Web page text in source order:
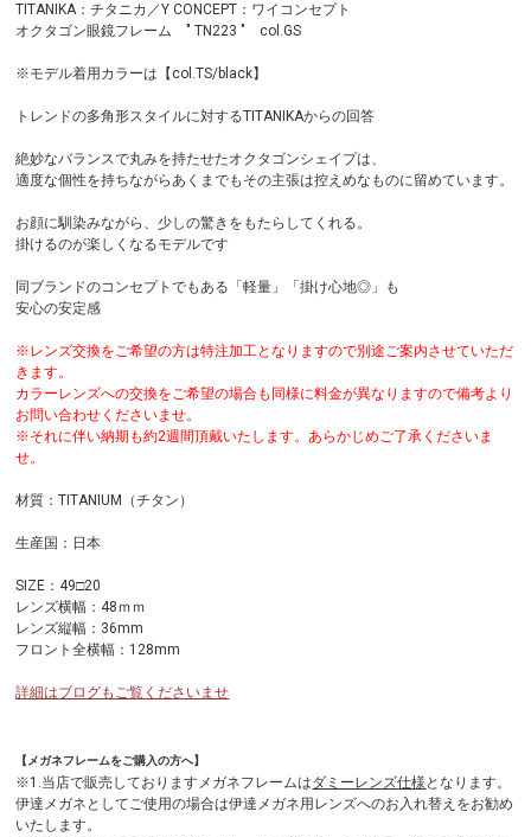
TITANIKA：チタニカ／Y CONCEPT：ワイコンセプト
オクタゴン眼鏡フレーム " TN223 " col.GS
※モデル着用カラーは【col.TS/black】
トレンドの多角形スタイルに対するTITANIKAからの回答
絶妙なバランスで丸みを持たせたオクタゴンシェイプは、
適度な個性を持ちながらあくまでもその主張は控えめなものに留めています。
お顔に馴染みながら、少しの驚きをもたらしてくれる。
掛けるのが楽しくなるモデルです
同ブランドのコンセプトでもある「軽量」「掛け心地◎」も
安心の安定感
※レンズ交換をご希望の方は特注加工となりますので別途ご案内させていただ
きます。
カラーレンズへの交換をご希望の場合も同様に料金が異なりますので備考より
お問い合わせくださいませ。
※それに伴い納期も約2週間頂戴いたします。あらかじめご了承くださいま
せ。
材質：TITANIUM（チタン）
生産国：日本
SIZE：49□20
レンズ横幅：48ｍｍ
レンズ縦幅：36mm
フロント全横幅：128mm
詳細はブログもご覧くださいませ
【メガネフレームをご購入の方へ】
※1.当店で販売しておりますメガネフレームはダミーレンズ仕様 となります。
伊達メガネとしてご使用の場合は伊達メガネ用レンズへのお入れ替えをお勧め
いたします。